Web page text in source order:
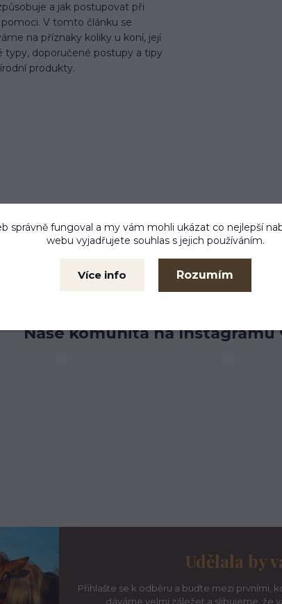
a jak postupovat při
pomoci. V tomto článku se
na příznaky koliky u koní, její
typy, doporučené postupy a tipy
produkty.
Zboží testujeme
Naše komunita na Instagramu
Udělala by
Přihlašte se k odběru a buďte mezi prvními,
dáváme velmi záležet a slibujeme, že
správně fungoval a my vám mohli ukázat co nejlepší
webu vyjadřujete souhlas s jejich používáním.
Více info Rozumím